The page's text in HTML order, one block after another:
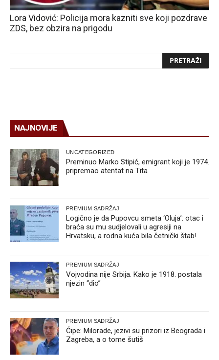
Lora Vidović: Policija mora kazniti sve koji pozdrave
ZDS, bez obzira na prigodu
NAJNOVIJE
UNCATEGORIZED
Preminuo Marko Stipić, emigrant koji je 1974.
pripremao atentat na Tita
PREMIUM SADRŽAJ
Logično je da Pupovcu smeta ‘Oluja’: otac i
braća su mu sudjelovali u agresiji na
Hrvatsku, a rodna kuća bila četnički štab!
PREMIUM SADRŽAJ
Vojvodina nije Srbija. Kako je 1918. postala
njezin “dio”
PREMIUM SADRŽAJ
Ćipe: Milorade, jezivi su prizori iz Beograda i
Zagreba, a o tome šutiš